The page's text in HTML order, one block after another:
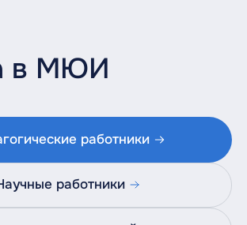
в МЮИ
работники
работники